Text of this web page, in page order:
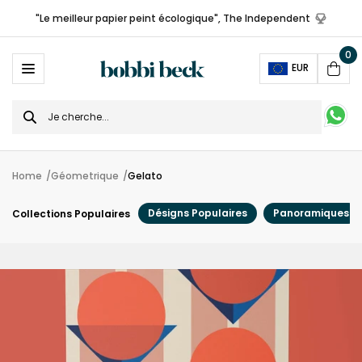
"Le meilleur papier peint écologique", The Independent
EUR
Cart
0
Search
for
Home Géometrique Gelato
Collections Populaires Désigns Populaires Panoramiques